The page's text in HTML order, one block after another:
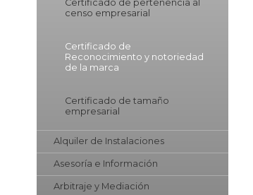
Certificado de pertenencia al
censo empresarial
Certificado de
Reconocimiento y notoriedad
de la marca
Certificado de tamaño
empresarial
Alquiler de Instalaciones
Asesoría e Información
Arbitraje y Mediación